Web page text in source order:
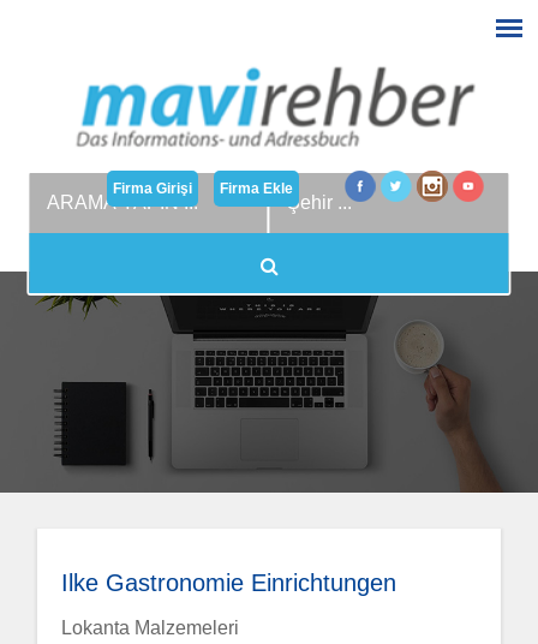
Firma Girişi Firma Ekle
Ilke Gastronomie Einrichtungen
Lokanta Malzemeleri